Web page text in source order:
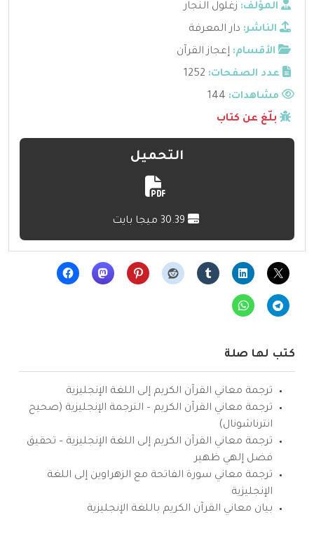
المؤلف: زغلول النجار
الناشر: دار المعرفة
الأقسام: إعجاز القرآن
عدد الصفحات: 1252
مشاهدات:
بلّغ عن كتاب
التحميل
كتب لها صلة
ترجمة معاني القرآن الكريم إلى اللغة الإنجليزية
ترجمة معاني القرآن الكريم – الترجمة الإنجليزية (صحيح
انترناشونال)
ترجمة معاني القرآن الكريم إلى اللغة الإنجليزية – تحقيق
فضل إلهي ظهير
ترجمة معاني سورة الفاتحة مع الزهراوين إلى اللغة
الإنجليزية
بيان معاني القرآن الكريم باللغة الإنجليزية